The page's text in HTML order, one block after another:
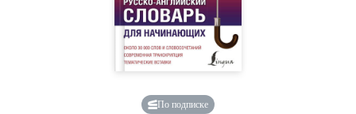
По подписке